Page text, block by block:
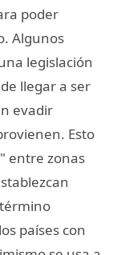
poder
Algunos
legislación
llegar a ser
evadir
Esto
entre zonas
países con